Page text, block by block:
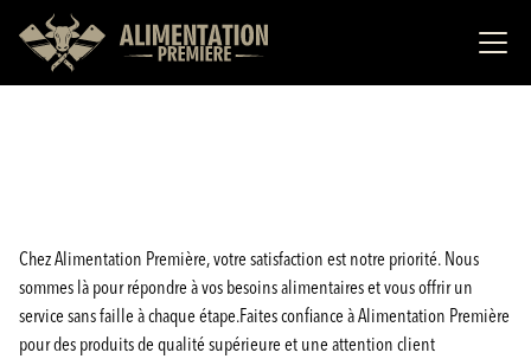
Chez Alimentation Première, votre satisfaction est notre priorité. Nous
sommes là pour répondre à vos besoins alimentaires et vous offrir un
service sans faille à chaque étape.Faites confiance à Alimentation Première
pour des produits de qualité supérieure et une attention client